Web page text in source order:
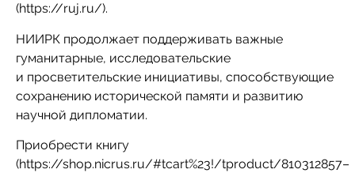
(https://ruj.ru/).
НИИРК продолжает поддерживать важные
гуманитарные, исследовательские
и просветительские инициативы, способствующие
сохранению исторической памяти и развитию
научной дипломатии.
Приобрести книгу
(https://shop.nicrus.ru/#tcart%23!/tproduct/810312857–